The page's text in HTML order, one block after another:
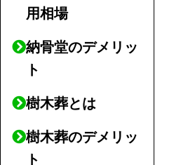
用相場
納骨堂のデメリッ
ト
樹木葬とは
樹木葬のデメリッ
ト